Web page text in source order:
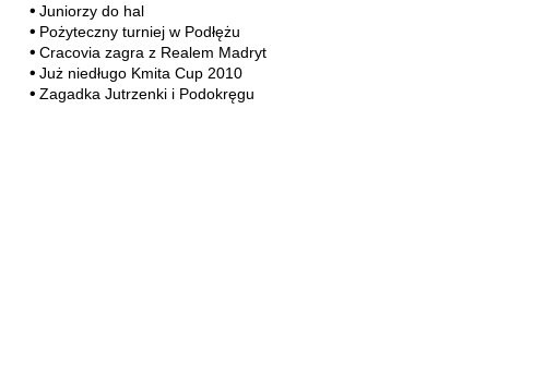
Juniorzy do hal
Pożyteczny turniej w Podłężu
Cracovia zagra z Realem Madryt
Już niedługo Kmita Cup 2010
Zagadka Jutrzenki i Podokręgu